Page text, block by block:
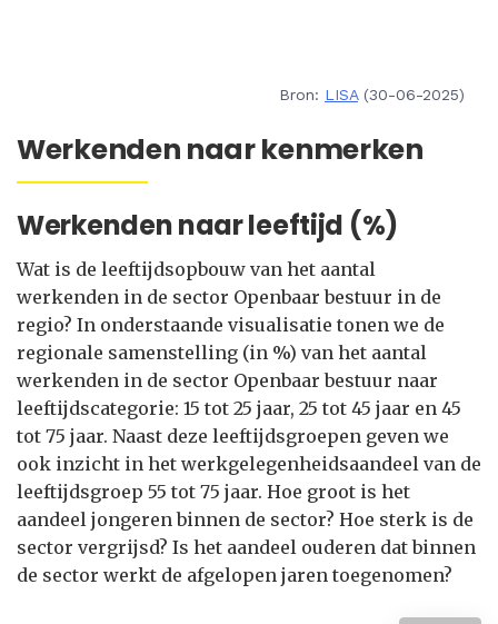
Bron: LISA(30-06-2025)
Werkenden naar kenmerken
Werkenden naar leeftijd (%)
Wat is de leeftijdsopbouw van het aantal
werkenden in de sector Openbaar bestuur in de
regio? In onderstaande visualisatie tonen we de
regionale samenstelling (in %) van het aantal
werkenden in de sector Openbaar bestuur naar
leeftijdscategorie: 15 tot 25 jaar, 25 tot 45 jaar en 45
tot 75 jaar. Naast deze leeftijdsgroepen geven we
ook inzicht in het werkgelegenheidsaandeel van de
leeftijdsgroep 55 tot 75 jaar. Hoe groot is het
aandeel jongeren binnen de sector? Hoe sterk is de
sector vergrijsd? Is het aandeel ouderen dat binnen
de sector werkt de afgelopen jaren toegenomen?